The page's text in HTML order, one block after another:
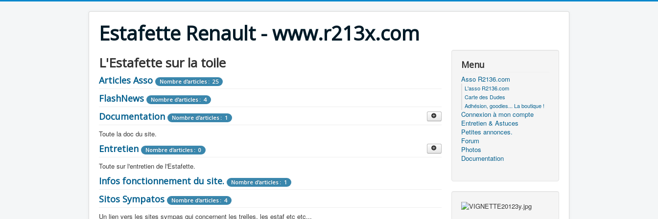
Estafette Renault - www.r213x.com
L'Estafette sur la toile
Articles Asso Nombre d'articles : 25
FlashNews Nombre d'articles : 4
Documentation Nombre d'articles : 1
Toute la doc du site.
Revue de Presse Nombre d'articles : 9
Tous les articles que l'on a vu sur l'estafette !
Camping Car Nombre d'articles : 3
Toute la doc sur les camping cars ou aménagements d'époque.
Documentation Nombre d'articles : 13
Entretien Nombre d'articles : 0
Toute sur l'entretien de l'Estafette.
Mécanique Nombre d'articles : 0
Moteur Nombre d'articles : 14
Electricité Nombre d'articles : 0
Infos fonctionnement du site. Nombre d'articles : 1
Sitos Sympatos Nombre d'articles : 4
Un lien vers les sites sympas qui concernent les trelles, les estaf etc etc...
Menu
Asso R2136.com
L'asso R2136.com
Carte des Dudes
Adhésion, goodies... La boutique !
Connexion à mon compte
Entretien & Astuces
Petites annonces.
Forum
Photos
Documentation